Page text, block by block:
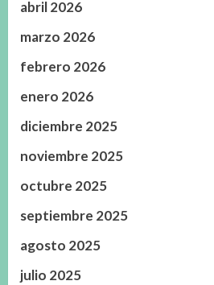
abril 2026
marzo 2026
febrero 2026
enero 2026
diciembre 2025
noviembre 2025
octubre 2025
septiembre 2025
agosto 2025
julio 2025